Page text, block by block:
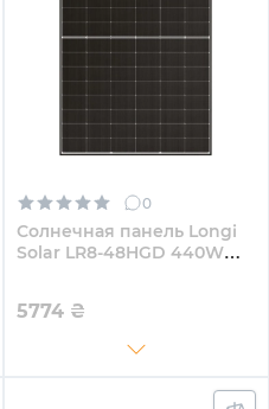
0
Солнечная панель Longi
Solar LR8-48HGD 440W
5774 ₴